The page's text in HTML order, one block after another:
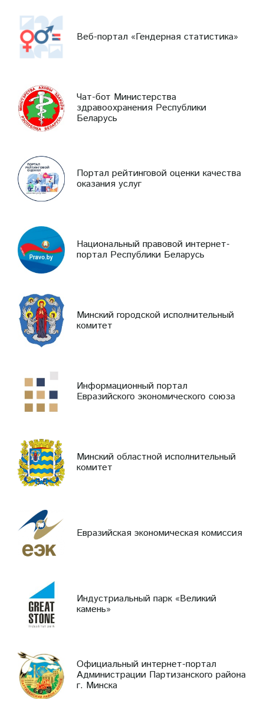
Веб-портал «Гендерная статистика»
Чат-бот Министерства
здравоохранения Республики
Беларусь
Портал рейтинговой оценки качества
оказания услуг
Национальный правовой интернет-
портал Республики Беларусь
Минский городской исполнительный
комитет
Информационный портал
Евразийского экономического союза
Минский областной исполнительный
комитет
Евразийская экономическая комиссия
Индустриальный парк «Великий
камень»
Официальный интернет-портал
Администрации Партизанского района
г. Минска